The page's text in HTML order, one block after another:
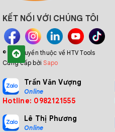
KẾT NỐI VỚI CHÚNG TÔI
© Bản quyền thuộc về HTV Tools
Cung cấp bởiSapo
Trần Văn Vượng
Online
Hotline: 0982121555
Lê Thị Phương
Online